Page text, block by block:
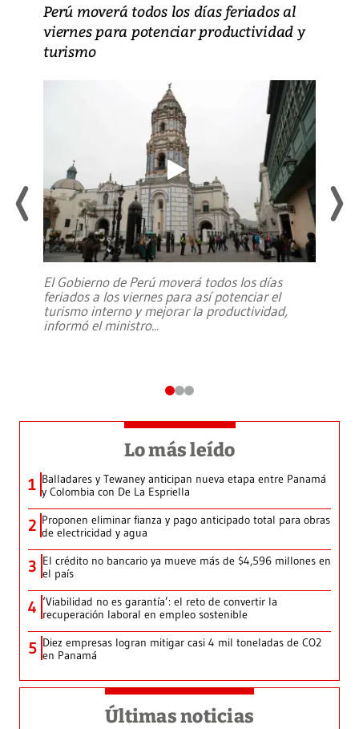
Perú moverá todos los días feriados al
viernes para potenciar productividad y
turismo
El Gobierno de Perú moverá todos los días
feriados a los viernes para así potenciar el
turismo interno y mejorar la productividad,
informó el ministro...
Lo más leído
1 Balladares y Tewaney anticipan nueva etapa entre Panamá
y Colombia con De La Espriella
2 Proponen eliminar fianza y pago anticipado total para obras
de electricidad y agua
3 El crédito no bancario ya mueve más de $4,596 millones en
el país
4 ‘Viabilidad no es garantía’: el reto de convertir la
recuperación laboral en empleo sostenible
5 Diez empresas logran mitigar casi 4 mil toneladas de CO2
en Panamá
Últimas noticias